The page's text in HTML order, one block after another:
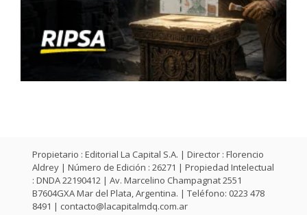
Propietario : Editorial La Capital S.A. | Director : Florencio
Aldrey | Número de Edición : 26271 | Propiedad Intelectual
: DNDA 22190412 | Av. Marcelino Champagnat 2551
B7604GXA Mar del Plata, Argentina. | Teléfono: 0223 478
8491 | contacto@lacapitalmdq.com.ar